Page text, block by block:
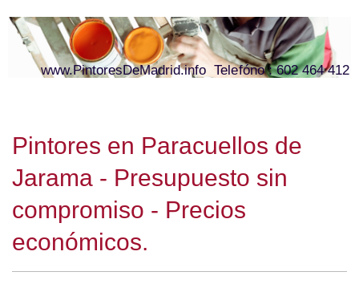
www.PintoresDeMadrid.info Telefóno : 602 464 412
Pintores en Paracuellos de
Jarama - Presupuesto sin
compromiso - Precios
económicos.